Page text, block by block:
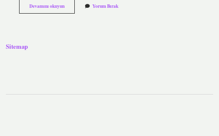
Devamını okuyunDepolama
Hizmetleri
Yorum Bırak
Sitemap